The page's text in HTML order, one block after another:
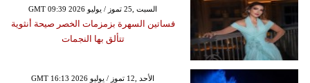
GMT 09:39 2026 السبت ,25 تموز / يوليو
فساتين السهرة بزمزمات الخصر صيحة أنثوية
تتألق بها النجمات
GMT 16:13 2026 الأحد ,12 تموز / يوليو